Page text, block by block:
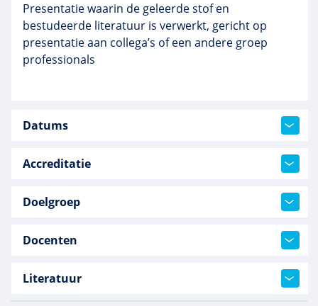
Presentatie waarin de geleerde stof en
bestudeerde literatuur is verwerkt, gericht op
presentatie aan collega’s of een andere groep
professionals
Datums
Accreditatie
Doelgroep
Docenten
Literatuur